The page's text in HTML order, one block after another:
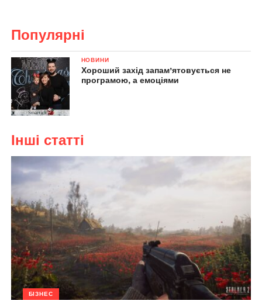
Популярні
НОВИНИ
Хороший захід запам’ятовується не
програмою, а емоціями
Інші статті
БІЗНЕС